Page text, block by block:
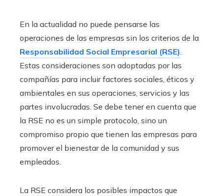
En la actualidad no puede pensarse las
operaciones de las empresas sin los criterios de la
Responsabilidad Social Empresarial (RSE).
Estas consideraciones son adoptadas por las
compañías para incluir factores sociales, éticos y
ambientales en sus operaciones, servicios y las
partes involucradas. Se debe tener en cuenta que
la RSE no es un simple protocolo, sino un
compromiso propio que tienen las empresas para
promover el bienestar de la comunidad y sus
empleados.
La RSE considera los posibles impactos que